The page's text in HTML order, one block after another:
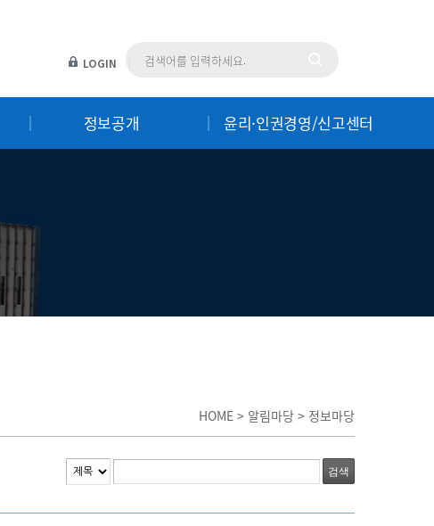
LOGIN
정보공개 윤리·인권경영/신고센터
HOME > 알림마당 > 정보마당